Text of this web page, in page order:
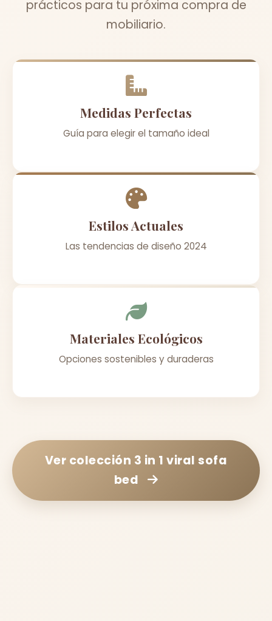
prácticos para tu próxima compra de
mobiliario.
Medidas Perfectas
Guía para elegir el tamaño ideal
Estilos Actuales
Las tendencias de diseño 2024
Materiales Ecológicos
Opciones sostenibles y duraderas
Ver colección 3 in 1 viral sofa
bed